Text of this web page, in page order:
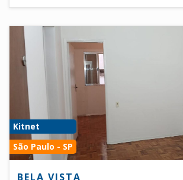
Kitnet
São Paulo - SP
BELA VISTA